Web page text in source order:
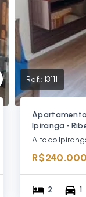
Ref.: 13111
Apartamento
Ipiranga -
Alto do
R$240.000
2 1